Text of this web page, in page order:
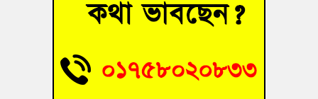
ভাষা সৈনিক অজিত গুহ মহাবিদ্যালয়ে জুলাই গণঅভ্যুত্থান দিবসের
‘হাসিনাকে ফেরাতে তৎপরতা’ কুবিতে ১১ শিক্ষককে ঘিরে ফ্যাক্ট-
ফাইন্ডিং কমিটি গঠন